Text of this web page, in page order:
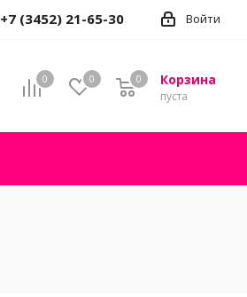
Войти
+7 (3452) 21-65-30
0 0 Корзина
пуста
0